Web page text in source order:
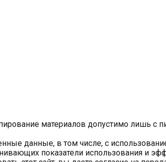
материалов допустимо лишь с
данные, в том числе, с
показатели использования и